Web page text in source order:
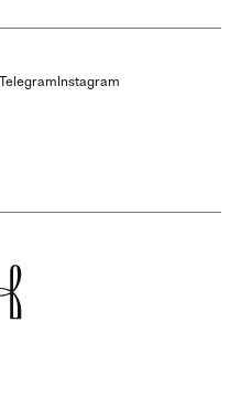
TelegramInstagram